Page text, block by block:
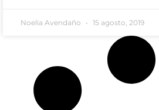
Noelia Avendaño 15 agosto, 2019